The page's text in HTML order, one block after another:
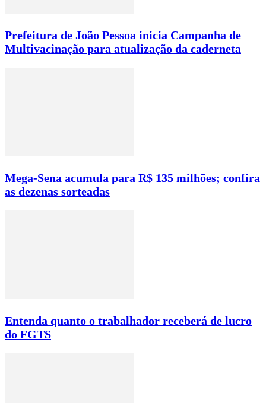
Prefeitura de João Pessoa inicia Campanha de
Multivacinação para atualização da caderneta
Mega-Sena acumula para R$ 135 milhões; confira
as dezenas sorteadas
Entenda quanto o trabalhador receberá de lucro
do FGTS